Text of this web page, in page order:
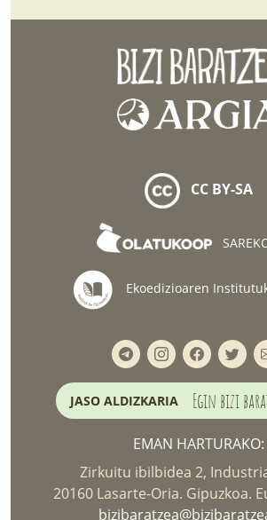
CC BY-SA
Ekoedizioaren
JASO ALDIZKARIA Egin bizi
EMAN HARTURAKO:
Zirkuitu ibilbidea 2,
20160 Lasarte-Oria. Gipuzkoa.